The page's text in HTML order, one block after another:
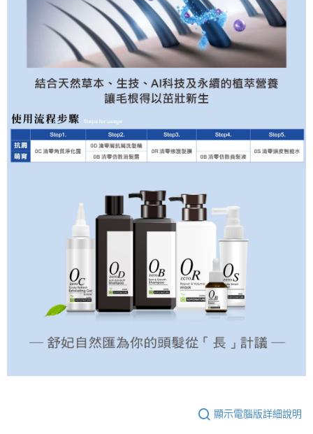
顯示電腦版詳細說明